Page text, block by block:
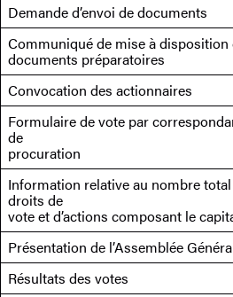
Demande d’envoi de documents
Communiqué de mise à disposition
documents préparatoires
Convocation des actionnaires
Formulaire de vote par
de
procuration
Information relative au nombre
droits de
vote et d’actions composant le
Présentation de l’Assemblée
Résultats des votes